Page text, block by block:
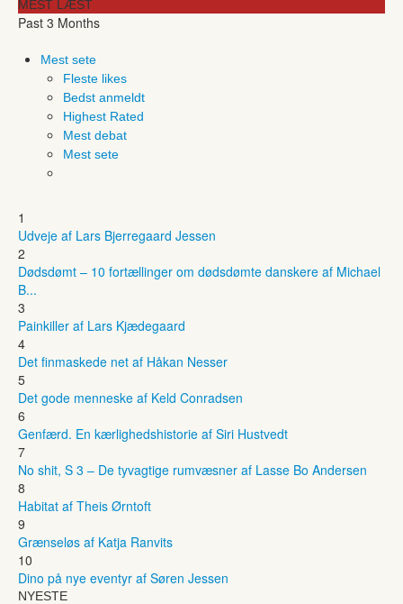
MEST LÆST
Past 3 Months
Mest sete
Fleste likes
Bedst anmeldt
Highest Rated
Mest debat
Mest sete
1
Udveje af Lars Bjerregaard Jessen
2
Dødsdømt – 10 fortællinger om dødsdømte danskere af Michael
B...
3
Painkiller af Lars Kjædegaard
4
Det finmaskede net af Håkan Nesser
5
Det gode menneske af Keld Conradsen
6
Genfærd. En kærlighedshistorie af Siri Hustvedt
7
No shit, S 3 – De tyvagtige rumvæsner af Lasse Bo Andersen
8
Habitat af Theis Ørntoft
9
Grænseløs af Katja Ranvits
10
Dino på nye eventyr af Søren Jessen
NYESTE